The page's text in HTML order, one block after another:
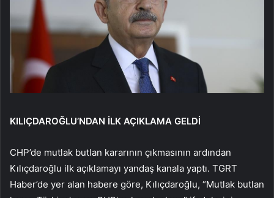
KILIÇDAROĞLU’NDAN İLK AÇIKLAMA GELDİ
CHP’de mutlak butlan kararının çıkmasının ardından
Kılıçdaroğlu ilk açıklamayı yandaş kanala yaptı. TGRT
Haber’de yer alan habere göre, Kılıçdaroğlu, “Mutlak butlan